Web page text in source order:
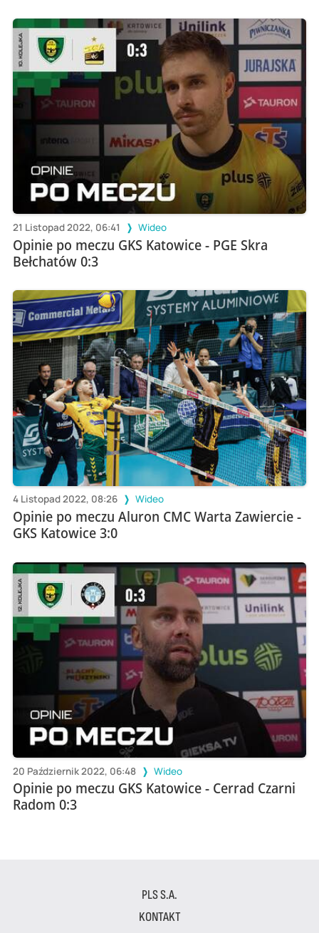
21 Listopad 2022, 06:41 Wideo
Opinie po meczu GKS Katowice - PGE Skra
Bełchatów 0:3
4 Listopad 2022, 08:26 Wideo
Opinie po meczu Aluron CMC Warta Zawiercie -
GKS Katowice 3:0
20 Październik 2022, 06:48 Wideo
Opinie po meczu GKS Katowice - Cerrad Czarni
Radom 0:3
PLS S.A.
KONTAKT